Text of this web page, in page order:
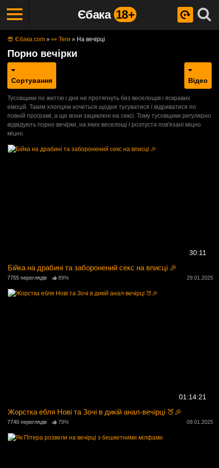
Єбака 18+
😎 Єбака.com » 👀 Теги » На вечірці
Порно вечірки
Сортування Відео
Тусовщики по життю і дня не протягнуть без веселощів і яскравих
емоцій. Таким хлопцям хочеться щодня тусуватися і відриватися по
повній програмі, а ще вони зациклені на сексі. Тому тусовщики регулярно
відвідують порно вечірки, на яких веселощі і розпуста пов'язані міцно
міцно.
30:11
Бійка на драбині та заборонений секс на вписці 🎉
7755 переглядів 89% 29.01.2025
01:14:21
Жорстка ебля Нові та Зочі в дикій анал-вечірці 🍑🎉
7740 переглядів 79% 09.01.2025